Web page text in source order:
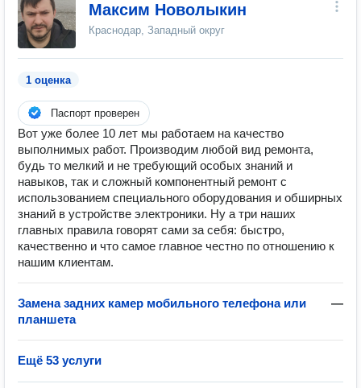
Максим Новолыкин
Краснодар, Западный округ
1 оценка
Паспорт проверен
Вот уже более 10 лет мы работаем на качество
выполнимых работ. Производим любой вид ремонта,
будь то мелкий и не требующий особых знаний и
навыков, так и сложный компонентный ремонт с
использованием специального оборудования и обширных
знаний в устройстве электроники. Ну а три наших
главных правила говорят сами за себя: быстро,
качественно и что самое главное честно по отношению к
нашим клиентам.
Замена задних камер мобильного телефона или
планшета
—
Ещё 53 услуги